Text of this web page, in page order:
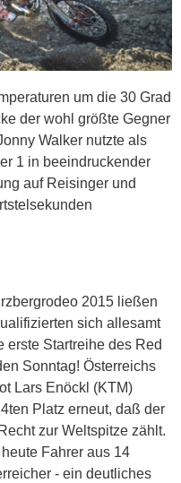
um die 30 Grad
der wohl größte Gegner
Walker nutzte als
1 in beeindruckender
auf Reisinger und
2015 ließen
sich allesamt
erste Startreihe des Red
Sonntag! Österreichs
Lars Enöckl (KTM)
Platz erneut, daß der
zur Weltspitze zählt.
Fahrer aus 14
- ein deutliches